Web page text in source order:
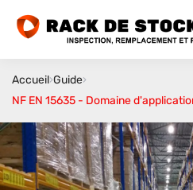
Accueil›Guide›
NF EN 15635 - Domaine